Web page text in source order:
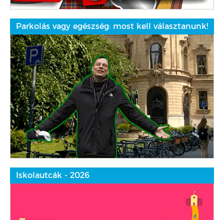
Parkolás vagy egészség: most kell választanunk!
Iskolautcák - 2026